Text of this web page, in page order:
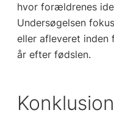
hvor forældrenes
Undersøgelsen
eller afleveret inden
år efter fødslen.